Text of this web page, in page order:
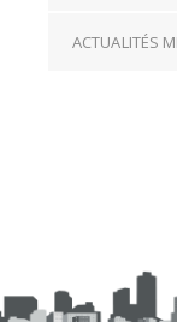
ACTUALITÉS